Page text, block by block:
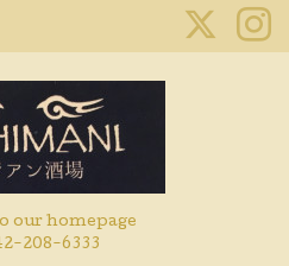
our homepage
208-6333